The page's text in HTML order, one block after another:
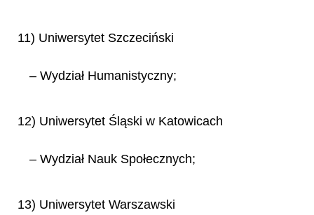
11) Uniwersytet Szczeciński
– Wydział Humanistyczny;
12) Uniwersytet Śląski w Katowicach
– Wydział Nauk Społecznych;
13) Uniwersytet Warszawski